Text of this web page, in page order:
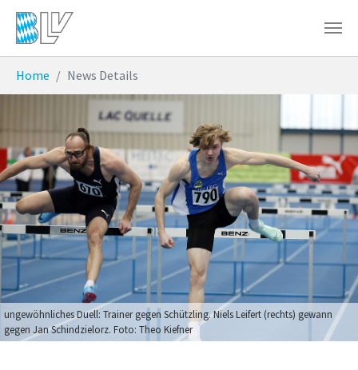
Zum Hauptinhalt springen
Home News Details
ungewöhnliches Duell: Trainer gegen Schützling. Niels Leifert (rechts) gewann
gegen Jan Schindzielorz. Foto: Theo Kiefner